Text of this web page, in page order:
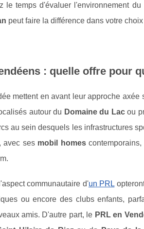
le temps d'évaluer l'environnement
peut faire la différence dans votre
: quelle offre pour
mettent en avant leur approche
autour du Domaine du Lacou
au sein desquels les infrastructures
avec ses mobil homescontemporains,
communautaire d'un PRL
ou encore des clubs enfants,
amis. D'autre part, le PRL en